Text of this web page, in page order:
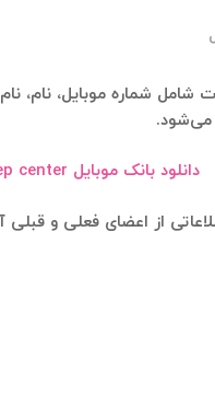
می‌شود.
دانلود بانک موبایل jeep center